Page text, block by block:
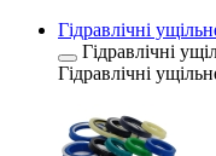
Гідравлічні
Гідравлічні
Гідравлічні